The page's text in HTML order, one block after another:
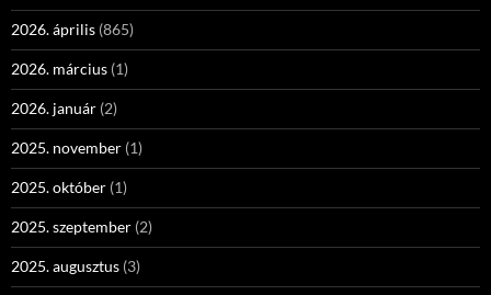
2026. április (865)
2026. március (1)
2026. január (2)
2025. november (1)
2025. október (1)
2025. szeptember (2)
2025. augusztus (3)